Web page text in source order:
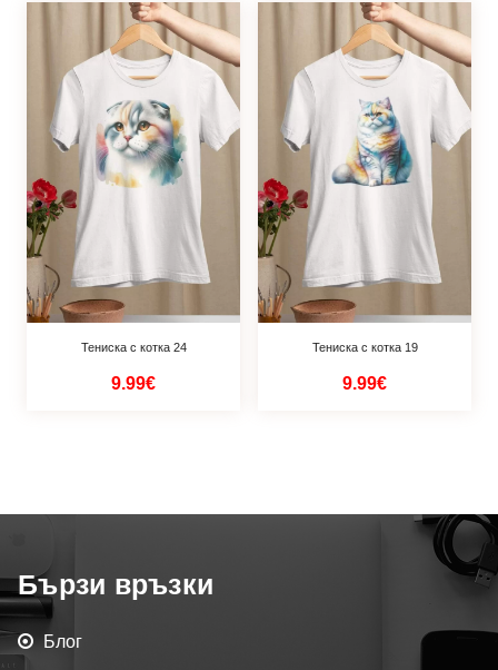
Тениска с котка 24
9.99€
Тениска с котка 19
9.99€
Бързи връзки
Блог